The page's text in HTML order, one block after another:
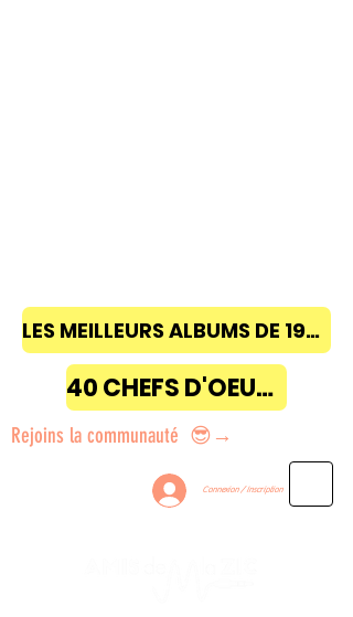
LES MEILLEURS ALBUMS DE 1968 à 2018
40 CHEFS D'OEUVRE
Rejoins la communauté 😎→
Connexion / Inscription